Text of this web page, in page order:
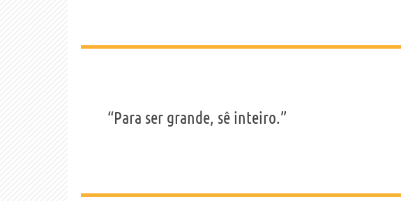
“Para ser grande, sê inteiro.”